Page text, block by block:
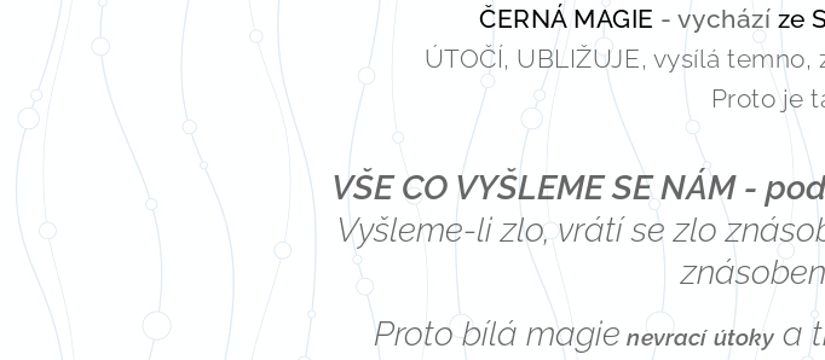
ČERNÁ MAGIE - vychází ze
ÚTOČÍ, UBLIŽUJE, vysílá
Proto je
VŠE CO VYŠLEME SE NÁM -
Vyšleme-li zlo, vrátí se zlo
Proto bílá magie nevrací útokya